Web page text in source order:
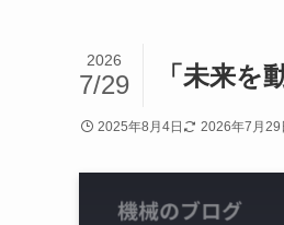
「未来を
2026
7/29
2025年8月4日 2026年7月29